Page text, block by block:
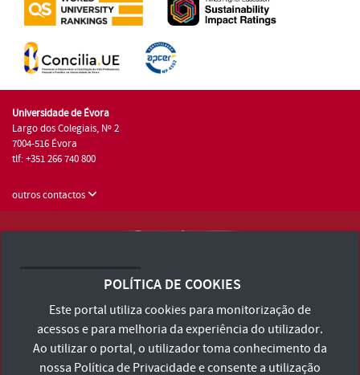
Universidade de Évora
Largo dos Colegiais, Nº 2
7004-516 Évora
tlf: +351 266 740 800
outros contactos
Consulte os Termos e Condições e Política de Privacidade
Declaração de Acessibilidade
POLÍTICA DE COOKIES
Este portal utiliza cookies para monitorização de
acessos e para melhoria da experiência do utilizador.
Ao utilizar o portal, o utilizador toma conhecimento da
nossa Política de Privacidadee consente a utilização